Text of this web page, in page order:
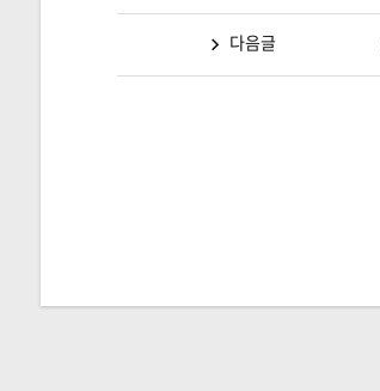
다음글